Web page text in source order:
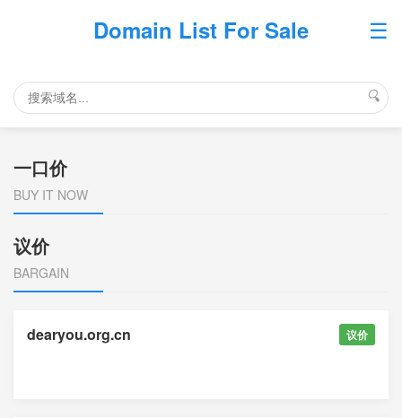
Domain List For Sale ☰
🔍
一口价
BUY IT NOW
议价
BARGAIN
dearyou.org.cn 议价